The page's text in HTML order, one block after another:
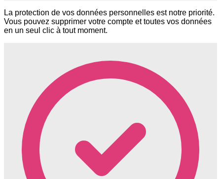
La protection de vos données personnelles est notre priorité.
Vous pouvez supprimer votre compte et toutes vos données
en un seul clic à tout moment.